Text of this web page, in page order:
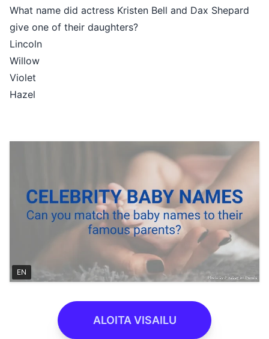
What name did actress Kristen Bell and Dax Shepard
give one of their daughters?
Lincoln
Willow
Violet
Hazel
EN
ALOITA VISAILU